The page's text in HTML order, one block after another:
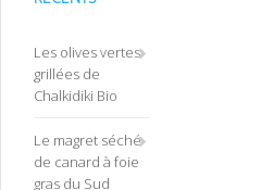
Les olives vertes
grillées de
Chalkidiki Bio
Le magret séché
de canard à foie
gras du Sud